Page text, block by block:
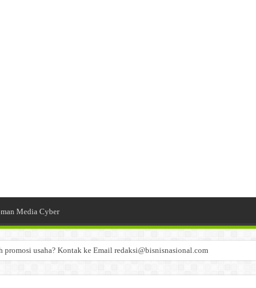
Media Cyber
promosi usaha? Kontak ke Email redaksi@bisnisnasional.com